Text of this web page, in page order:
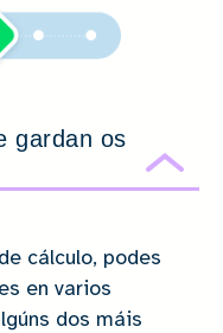
gardan os
cálculo, podes
en varios
dos máis